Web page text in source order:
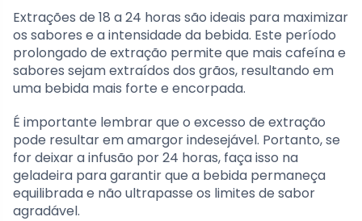
Extrações de 18 a 24 horas são ideais para maximizar
os sabores e a intensidade da bebida. Este período
prolongado de extração permite que mais cafeína e
sabores sejam extraídos dos grãos, resultando em
uma bebida mais forte e encorpada.
É importante lembrar que o excesso de extração
pode resultar em amargor indesejável. Portanto, se
for deixar a infusão por 24 horas, faça isso na
geladeira para garantir que a bebida permaneça
equilibrada e não ultrapasse os limites de sabor
agradável.